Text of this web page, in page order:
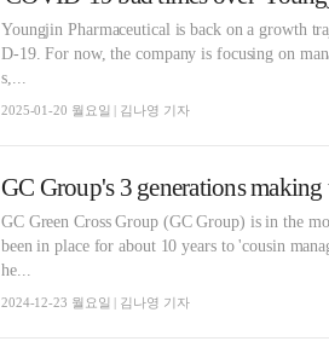
Youngjin Pharmaceutical is back on a growth
D-19. For now, the company is focusing on
s,...
2025-01-20 월요일 | 김나영 기자
GC Green Cross Group (GC Group) is in the
been in place for about 10 years to 'cousin
he...
2024-12-23 월요일 | 김나영 기자